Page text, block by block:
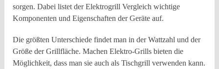
sorgen. Dabei listet der Elektrogrill Vergleich wichtige
Komponenten und Eigenschaften der Geräte auf.
Die größten Unterschiede findet man in der Wattzahl und der
Größe der Grillfläche. Machen Elektro-Grills bieten die
Möglichkeit, dass man sie auch als Tischgrill verwenden kann.